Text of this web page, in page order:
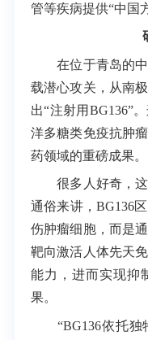
管等疾病提供“中国
在位于青岛的中
载潜心攻关，从南
出“注射用BG136”
洋多糖类免疫抗肿
药领域的重磅成果。
很多人好奇，这
通俗来讲，BG136
伤肿瘤细胞，而是
靶向激活人体先天
能力，进而实现抑
果。
“BG136依托独